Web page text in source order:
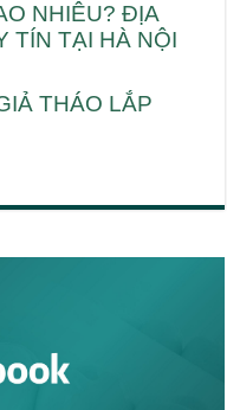
NHIÊU? ĐỊA
TÍN TẠI HÀ NỘI
THÁO LẮP